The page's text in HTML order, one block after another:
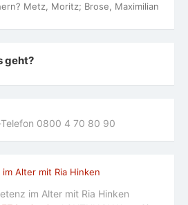
Metz, Moritz; Brose, Maximilian
geht?
0800 4 70 80 90
im Alter mit Ria Hinken